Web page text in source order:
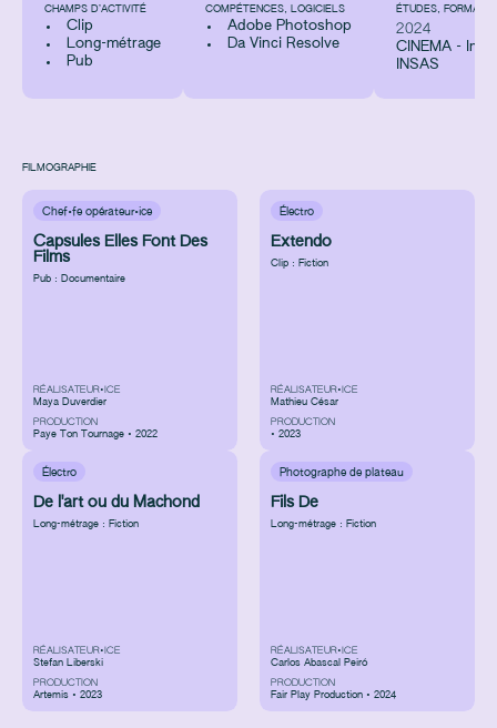
CHAMPS D’ACTIVITÉ
Clip
Long-métrage
Pub
COMPÉTENCES, LOGICIELS
Adobe Photoshop
Da Vinci Resolve
ÉTUDES,
2024
CINEMA -
INSAS
FILMOGRAPHIE
Chef·fe opérateur·ice
Capsules Elles Font Des
Films
Pub : Documentaire
RÉALISATEUR•ICE
Maya Duverdier
PRODUCTION
Paye Ton Tournage • 2022
Électro
Extendo
Clip : Fiction
RÉALISATEUR•ICE
Mathieu César
PRODUCTION
• 2023
Électro
De l'art ou du Machond
Long-métrage : Fiction
RÉALISATEUR•ICE
Stefan Liberski
PRODUCTION
Artemis • 2023
Photographe de plateau
Fils De
Long-métrage : Fiction
RÉALISATEUR•ICE
Carlos Abascal Peiró
PRODUCTION
Fair Play Production • 2024